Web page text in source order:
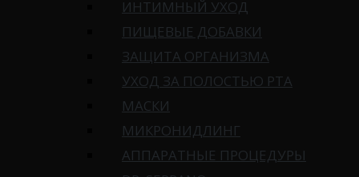
ИНТИМНЫЙ УХОД
ПИЩЕВЫЕ ДОБАВКИ
ЗАЩИТА ОРГАНИЗМА
УХОД ЗА ПОЛОСТЬЮ РТА
МАСКИ
МИКРОНИДЛИНГ
АППАРАТНЫЕ ПРОЦЕДУРЫ